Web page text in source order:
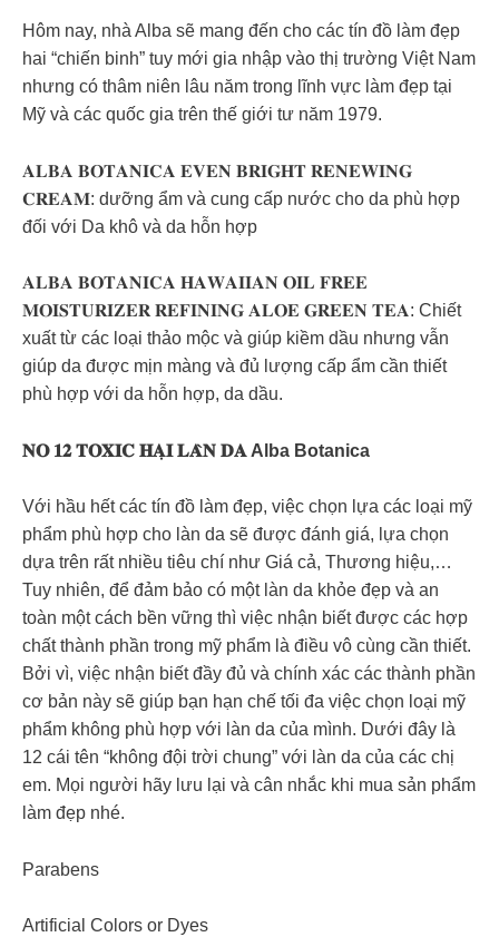
Hôm nay, nhà Alba sẽ mang đến cho các tín đồ làm đẹp
hai “chiến binh” tuy mới gia nhập vào thị trường Việt Nam
nhưng có thâm niên lâu năm trong lĩnh vực làm đẹp tại
Mỹ và các quốc gia trên thế giới tư năm 1979.
𝐀𝐋𝐁𝐀 𝐁𝐎𝐓𝐀𝐍𝐈𝐂𝐀 𝐄𝐕𝐄𝐍 𝐁𝐑𝐈𝐆𝐇𝐓 𝐑𝐄𝐍𝐄𝐖𝐈𝐍𝐆
𝐂𝐑𝐄𝐀𝐌: dưỡng ẩm và cung cấp nước cho da phù hợp
đối với Da khô và da hỗn hợp
𝐀𝐋𝐁𝐀 𝐁𝐎𝐓𝐀𝐍𝐈𝐂𝐀 𝐇𝐀𝐖𝐀𝐈𝐈𝐀𝐍 𝐎𝐈𝐋 𝐅𝐑𝐄𝐄
𝐌𝐎𝐈𝐒𝐓𝐔𝐑𝐈𝐙𝐄𝐑 𝐑𝐄𝐅𝐈𝐍𝐈𝐍𝐆 𝐀𝐋𝐎𝐄 𝐆𝐑𝐄𝐄𝐍 𝐓𝐄𝐀: Chiết
xuất từ các loại thảo mộc và giúp kiềm dầu nhưng vẫn
giúp da được mịn màng và đủ lượng cấp ẩm cần thiết
phù hợp với da hỗn hợp, da dầu.
𝐍𝐎 𝟏𝟐 𝐓𝐎𝐗𝐈𝐂 𝐇𝐀̣𝐈 𝐋𝐀̀𝐍 𝐃𝐀 Alba Botanica
Với hầu hết các tín đồ làm đẹp, việc chọn lựa các loại mỹ
phẩm phù hợp cho làn da sẽ được đánh giá, lựa chọn
dựa trên rất nhiều tiêu chí như Giá cả, Thương hiệu,…
Tuy nhiên, để đảm bảo có một làn da khỏe đẹp và an
toàn một cách bền vững thì việc nhận biết được các hợp
chất thành phần trong mỹ phẩm là điều vô cùng cần thiết.
Bởi vì, việc nhận biết đầy đủ và chính xác các thành phần
cơ bản này sẽ giúp bạn hạn chế tối đa việc chọn loại mỹ
phẩm không phù hợp với làn da của mình. Dưới đây là
12 cái tên “không đội trời chung” với làn da của các chị
em. Mọi người hãy lưu lại và cân nhắc khi mua sản phẩm
làm đẹp nhé.
Parabens
Artificial Colors or Dyes